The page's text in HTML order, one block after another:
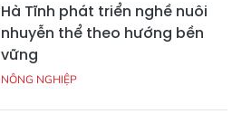
Hà Tĩnh phát triển nghề nuôi
nhuyễn thể theo hướng bền
vững
NÔNG NGHIỆP